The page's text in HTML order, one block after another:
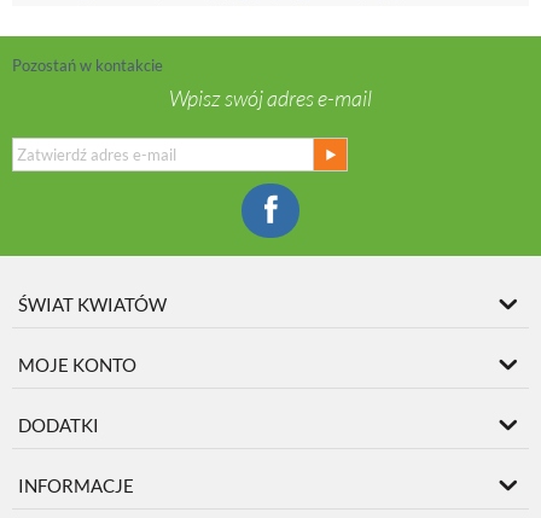
Pozostań w kontakcie
Wpisz swój adres e-mail
ŚWIAT KWIATÓW
MOJE KONTO
DODATKI
INFORMACJE